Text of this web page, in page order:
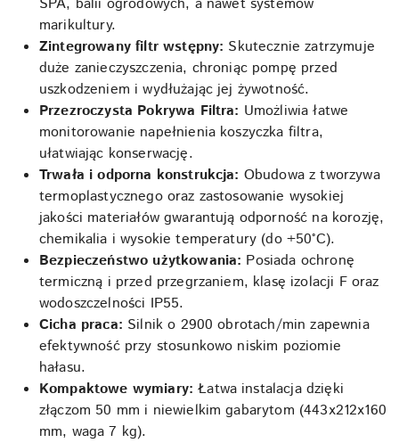
marikultury.
Zintegrowany filtr wstępny: Skutecznie zatrzymuje
duże zanieczyszczenia, chroniąc pompę przed
uszkodzeniem i wydłużając jej żywotność.
Przezroczysta Pokrywa Filtra: Umożliwia łatwe
monitorowanie napełnienia koszyczka filtra,
ułatwiając konserwację.
Trwała i odporna konstrukcja: Obudowa z tworzywa
termoplastycznego oraz zastosowanie wysokiej
jakości materiałów gwarantują odporność na korozję,
chemikalia i wysokie temperatury (do +50°C).
Bezpieczeństwo użytkowania: Posiada ochronę
termiczną i przed przegrzaniem, klasę izolacji F oraz
wodoszczelności IP55.
Cicha praca: Silnik o 2900 obrotach/min zapewnia
efektywność przy stosunkowo niskim poziomie
hałasu.
Kompaktowe wymiary: Łatwa instalacja dzięki
złączom 50 mm i niewielkim gabarytom (443x212x160
mm, waga 7 kg).